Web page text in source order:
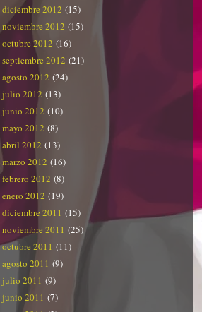
diciembre 2012 (15)
noviembre 2012 (15)
octubre 2012 (16)
septiembre 2012 (21)
agosto 2012 (24)
julio 2012 (13)
junio 2012 (10)
mayo 2012 (8)
abril 2012 (13)
marzo 2012 (16)
febrero 2012 (8)
enero 2012 (19)
diciembre 2011 (15)
noviembre 2011 (25)
octubre 2011 (11)
agosto 2011 (9)
julio 2011 (9)
junio 2011 (7)